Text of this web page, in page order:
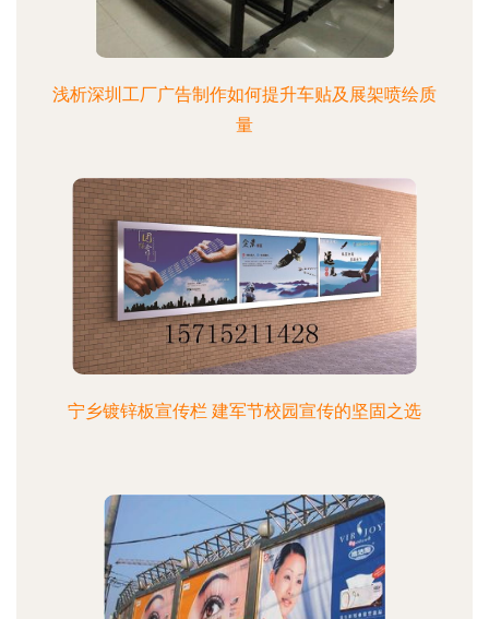
浅析深圳工厂广告制作如何提升车贴及展架喷绘质
量
宁乡镀锌板宣传栏 建军节校园宣传的坚固之选